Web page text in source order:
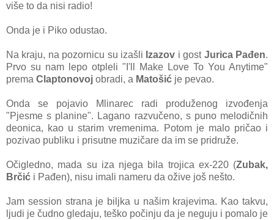
više to da nisi radio!
Onda je i Piko odustao.
Na kraju, na pozornicu su izašli Izazov i gost Jurica Pađen.
Prvo su nam lepo otpleli "I'll Make Love To You Anytime"
prema Claptonovoj obradi, a Matošić je pevao.
Onda se pojavio Mlinarec radi produženog izvođenja
"Pjesme s planine". Lagano razvučeno, s puno melodičnih
deonica, kao u starim vremenima. Potom je malo pričao i
pozivao publiku i prisutne muzičare da im se pridruže.
Očigledno, mada su iza njega bila trojica ex-220 (Zubak,
Brčić i Pađen), nisu imali nameru da ožive još nešto.
Jam session strana je biljka u našim krajevima. Kao takvu,
ljudi je čudno gledaju, teško počinju da je neguju i pomalo je